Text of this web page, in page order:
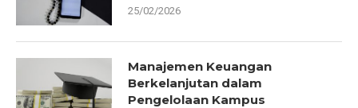
25/02/2026
Manajemen Keuangan
Berkelanjutan dalam
Pengelolaan Kampus